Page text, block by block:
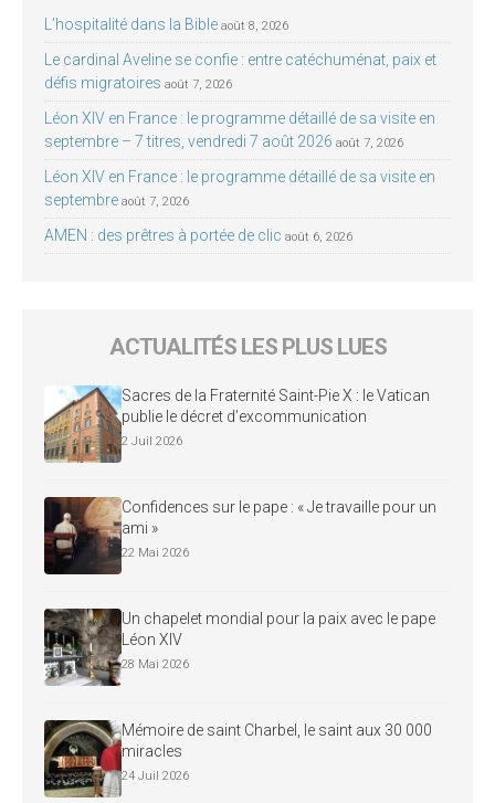
L’hospitalité dans la Bible août 8, 2026
Le cardinal Aveline se confie : entre catéchuménat, paix et
défis migratoires août 7, 2026
Léon XIV en France : le programme détaillé de sa visite en
septembre – 7 titres, vendredi 7 août 2026 août 7, 2026
Léon XIV en France : le programme détaillé de sa visite en
septembre août 7, 2026
AMEN : des prêtres à portée de clic août 6, 2026
ACTUALITÉS LES PLUS LUES
Sacres de la Fraternité Saint-Pie X : le Vatican
publie le décret d’excommunication
2 Juil 2026
Confidences sur le pape : « Je travaille pour un
ami »
22 Mai 2026
Un chapelet mondial pour la paix avec le pape
Léon XIV
28 Mai 2026
Mémoire de saint Charbel, le saint aux 30 000
miracles
24 Juil 2026